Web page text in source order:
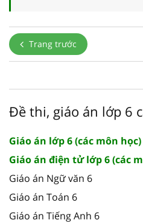
Trang trước
Đề thi, giáo án lớp 6
Giáo án lớp 6 (các môn học)
Giáo án điện tử lớp 6 (các
Giáo án Ngữ văn 6
Giáo án Toán 6
Giáo án Tiếng Anh 6